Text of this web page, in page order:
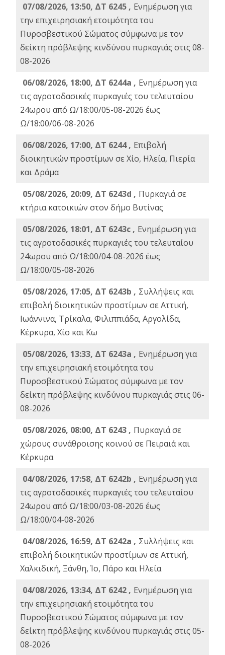
07/08/2026, 13:50, ΔΤ 6245 , Ενημέρωση για
την επιχειρησιακή ετοιμότητα του
Πυροσβεστικού Σώματος σύμφωνα με τον
δείκτη πρόβλεψης κινδύνου πυρκαγιάς στις 08-
08-2026
06/08/2026, 18:00, ΔΤ 6244a , Ενημέρωση για
τις αγροτοδασικές πυρκαγιές του τελευταίου
24ωρου από Ω/18:00/05-08-2026 έως
Ω/18:00/06-08-2026
06/08/2026, 17:00, ΔΤ 6244 , Επιβολή
διοικητικών προστίμων σε Χίο, Ηλεία, Πιερία
και Δράμα
05/08/2026, 20:09, ΔΤ 6243d , Πυρκαγιά σε
κτήρια κατοικιών στον δήμο Βυτίνας
05/08/2026, 18:01, ΔΤ 6243c , Ενημέρωση για
τις αγροτοδασικές πυρκαγιές του τελευταίου
24ωρου από Ω/18:00/04-08-2026 έως
Ω/18:00/05-08-2026
05/08/2026, 17:05, ΔΤ 6243b , Συλλήψεις και
επιβολή διοικητικών προστίμων σε Αττική,
Ιωάννινα, Τρίκαλα, Φιλιππιάδα, Αργολίδα,
Κέρκυρα, Χίο και Κω
05/08/2026, 13:33, ΔΤ 6243a , Ενημέρωση για
την επιχειρησιακή ετοιμότητα του
Πυροσβεστικού Σώματος σύμφωνα με τον
δείκτη πρόβλεψης κινδύνου πυρκαγιάς στις 06-
08-2026
05/08/2026, 08:00, ΔΤ 6243 , Πυρκαγιά σε
χώρους συνάθροισης κοινού σε Πειραιά και
Κέρκυρα
04/08/2026, 17:58, ΔΤ 6242b , Ενημέρωση για
τις αγροτοδασικές πυρκαγιές του τελευταίου
24ωρου από Ω/18:00/03-08-2026 έως
Ω/18:00/04-08-2026
04/08/2026, 16:59, ΔΤ 6242a , Συλλήψεις και
επιβολή διοικητικών προστίμων σε Αττική,
Χαλκιδική, Ξάνθη, Ίο, Πάρο και Ηλεία
04/08/2026, 13:34, ΔΤ 6242 , Ενημέρωση για
την επιχειρησιακή ετοιμότητα του
Πυροσβεστικού Σώματος σύμφωνα με τον
δείκτη πρόβλεψης κινδύνου πυρκαγιάς στις 05-
08-2026